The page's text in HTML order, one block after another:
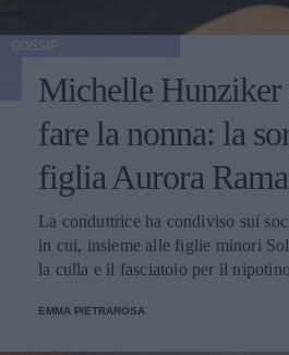
Michelle Hunziker
fare la nonna: la
figlia Aurora
La conduttrice ha condiviso sui
in cui, insieme alle figlie minori
la culla e il fasciatoio per il
EMMA PIETRAROSA